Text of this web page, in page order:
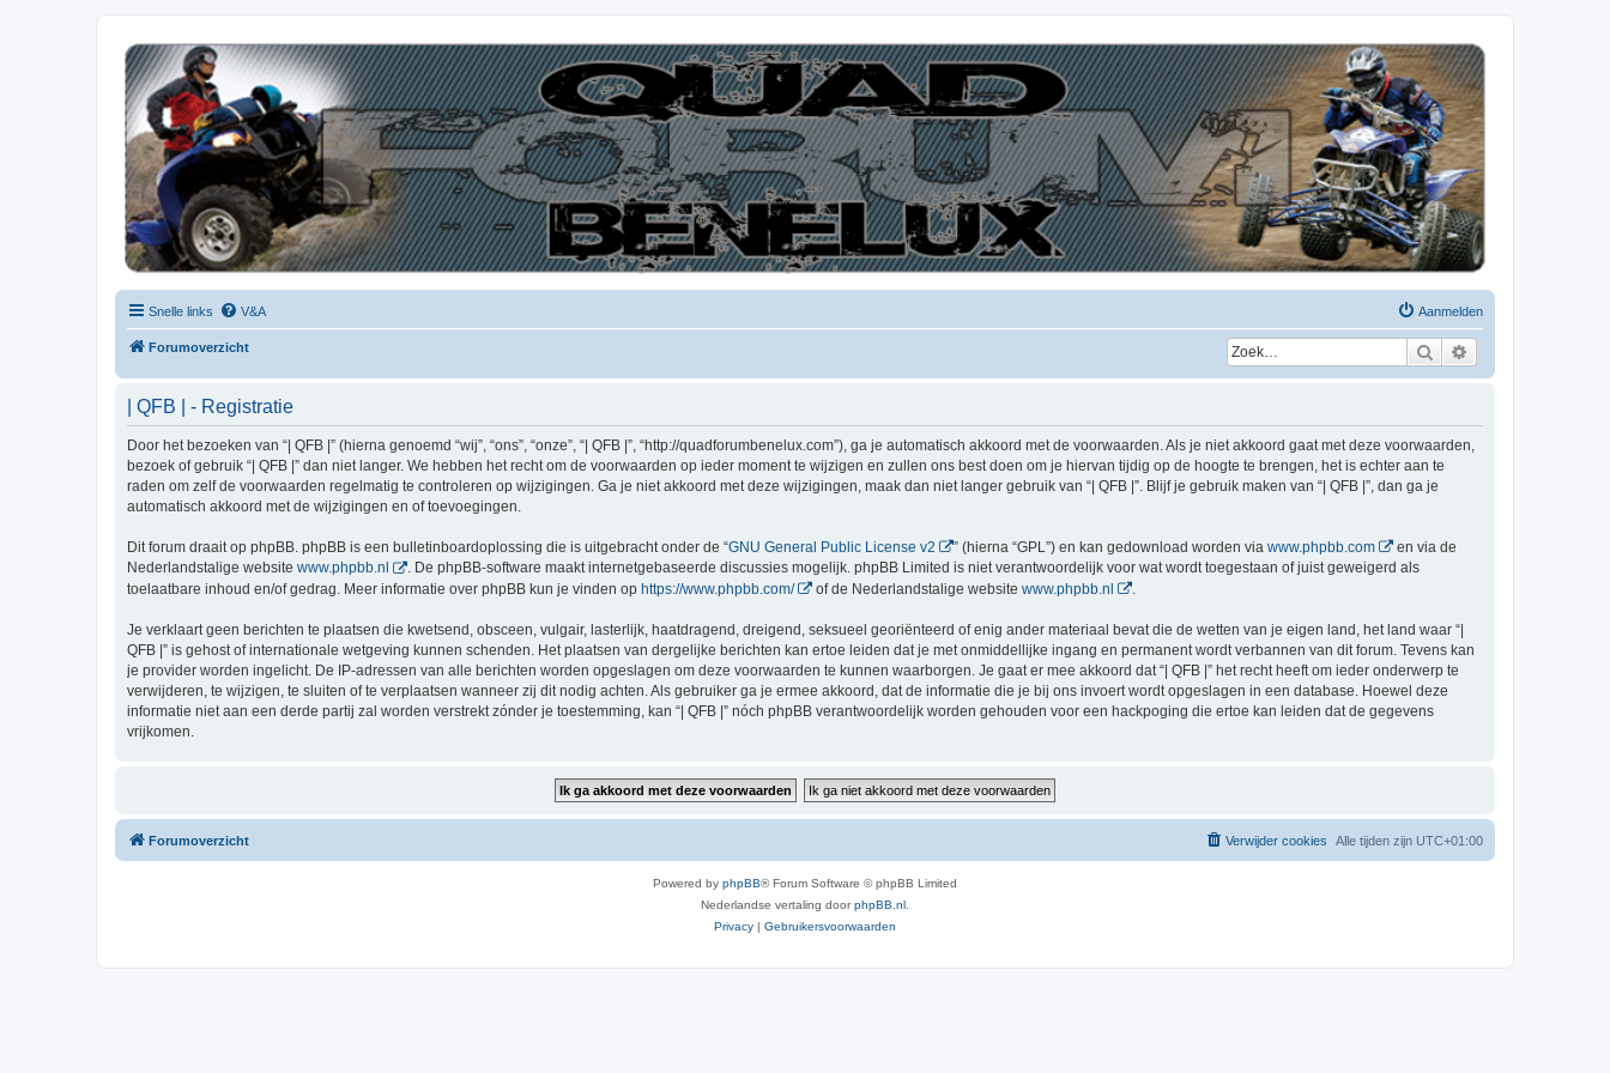
| QFB |
Hét quadforum van de Benelux
Snelle links V&A Aanmelden
Forumoverzicht Zoek
| QFB | - Registratie
Door het bezoeken van “| QFB |” (hierna genoemd “wij”, “ons”, “onze”, “| QFB |”, “http://quadforumbenelux.com”), ga je automatisch akkoord met de voorwaarden. Als je niet akkoord gaat met deze voorwaarden,
bezoek of gebruik “| QFB |” dan niet langer. We hebben het recht om de voorwaarden op ieder moment te wijzigen en zullen ons best doen om je hiervan tijdig op de hoogte te brengen, het is echter aan te
raden om zelf de voorwaarden regelmatig te controleren op wijzigingen. Ga je niet akkoord met deze wijzigingen, maak dan niet langer gebruik van “| QFB |”. Blijf je gebruik maken van “| QFB |”, dan ga je
automatisch akkoord met de wijzigingen en of toevoegingen.
Dit forum draait op phpBB. phpBB is een bulletinboardoplossing die is uitgebracht onder de “GNU General Public License v2 ” (hierna “GPL”) en kan gedownload worden via www.phpbb.com
en via de
Nederlandstalige website www.phpbb.nl
. De phpBB-software maakt internetgebaseerde discussies mogelijk. phpBB Limited is niet verantwoordelijk voor wat wordt toegestaan of juist geweigerd als
toelaatbare inhoud en/of gedrag. Meer informatie over phpBB kun je vinden op https://www.phpbb.com/ of de Nederlandstalige website www.phpbb.nl
Je verklaart geen berichten te plaatsen die kwetsend, obsceen, vulgair, lasterlijk, haatdragend, dreigend, seksueel georiënteerd of enig ander materiaal bevat die de wetten van je eigen land, het land waar “|
QFB |” is gehost of internationale wetgeving kunnen schenden. Het plaatsen van dergelijke berichten kan ertoe leiden dat je met onmiddellijke ingang en permanent wordt verbannen van dit forum. Tevens kan
je provider worden ingelicht. De IP-adressen van alle berichten worden opgeslagen om deze voorwaarden te kunnen waarborgen. Je gaat er mee akkoord dat “| QFB |” het recht heeft om ieder onderwerp te
verwijderen, te wijzigen, te sluiten of te verplaatsen wanneer zij dit nodig achten. Als gebruiker ga je ermee akkoord, dat de informatie die je bij ons invoert wordt opgeslagen in een database. Hoewel deze
informatie niet aan een derde partij zal worden verstrekt zónder je toestemming, kan “| QFB |” nóch phpBB verantwoordelijk worden gehouden voor een hackpoging die ertoe kan leiden dat de gegevens
vrijkomen.
Forumoverzicht Alle tijden zijn UTC+01:00
Verwijder cookies
Powered by phpBB® Forum Software © phpBB Limited
Nederlandse vertaling doorphpBB.nl
Privacy | Gebruikersvoorwaarden